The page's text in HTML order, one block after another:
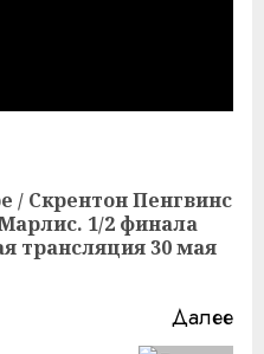
/ Скрентон Пенгвинс
1/2 финала
трансляция 30 мая
Далее